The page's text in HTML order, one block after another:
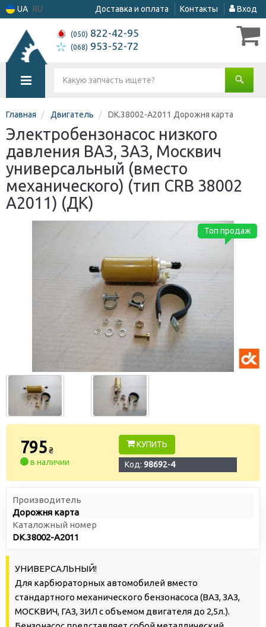
UA RU Доставка и оплата Контакты Вход
(050) 822-42-95
(068) 953-52-72
Главная Двигатель DK.38002-A2011 Дорожня карта
Электробензонасос низкого
давления ВАЗ, ЗАЗ, Москвич
универсальный (вместо
механического) (тип CRB 38002
A2011) (ДК)
Топ продаж
795₴
в наличии
КУПИТЬ
Код: 98692-4
Производитель
Дорожня карта
Каталожный номер
DK.38002-A2011
УНИВЕРСАЛЬНЫЙ!
Для карбюраторных автомобилей вместо
стандартного механического бензонасоса (ВАЗ, ЗАЗ,
МОСКВИЧ, ГАЗ, ЗИЛ с объемом двигателя до 2,5л.).